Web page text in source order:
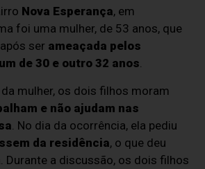
Nova Esperança, em
foi uma mulher, de 53 anos, que
ser ameaçada pelos
de 30 e outro 32 anos
mulher, os dois filhos moram
e não ajudam nas
. No dia da ocorrência, ela pediu
da residência, o que deu
Durante a discussão, os dois filhos